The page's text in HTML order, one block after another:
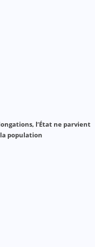
l’État ne parvient
population